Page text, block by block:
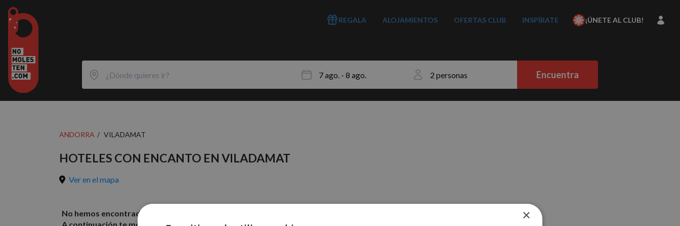
REGALA ALOJAMIENTOS OFERTAS CLUB INSPÍRATE ¡ÚNETE AL CLUB!
Encuentra
ANDORRA VILADAMAT
HOTELES CON ENCANTO EN VILADAMAT
Ver en el mapa
No hemos encontrado resultados con los filtros aplicados.
×